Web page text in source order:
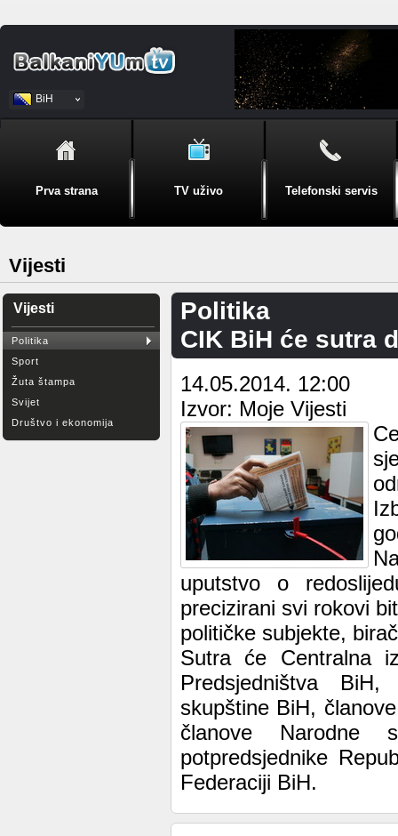
BiH
Srpski
Prva strana TV uživo Telefonski servis
Vijesti
Vijesti
Politika
Sport
Žuta štampa
Svijet
Društvo i ekonomija
Politika
CIK BiH će sutra
14.05.2014. 12:00
Izvor: Moje Vijesti
uputstvo o
precizirani svi rokovi
političke subjekte,
Sutra će Centralna
Predsjedništva
skupštine BiH,
članove Narodne
potpredsjednike
Federaciji BiH.